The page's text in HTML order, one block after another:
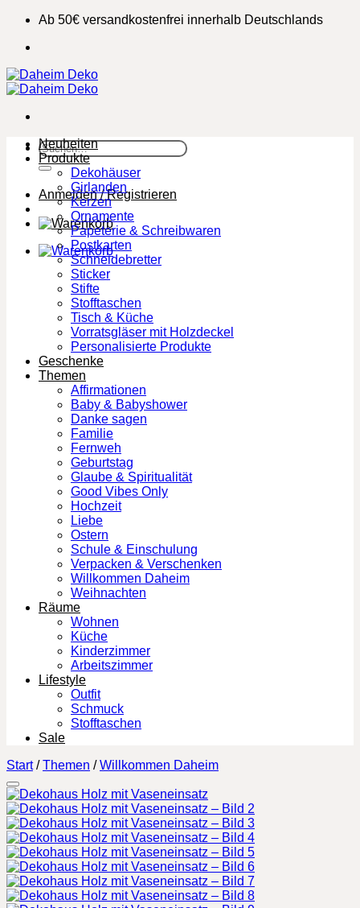
Zum
springen
Ab 50€ versandkostenfrei innerhalb Deutschlands
Suchen
nach:
Anmelden / Registrieren
Neuheiten
Produkte
Dekohäuser
Girlanden
Kerzen
Ornamente
Papeterie & Schreibwaren
Postkarten
Schneidebretter
Sticker
Stifte
Stofftaschen
Tisch & Küche
Vorratsgläser mit Holzdeckel
Personalisierte Produkte
Geschenke
Themen
Affirmationen
Baby & Babyshower
Danke sagen
Familie
Fernweh
Geburtstag
Glaube & Spiritualität
Good Vibes Only
Hochzeit
Liebe
Ostern
Schule & Einschulung
Verpacken & Verschenken
Willkommen Daheim
Weihnachten
Räume
Wohnen
Küche
Kinderzimmer
Arbeitszimmer
Lifestyle
Outfit
Schmuck
Stofftaschen
Sale
Start / Themen / Willkommen Daheim